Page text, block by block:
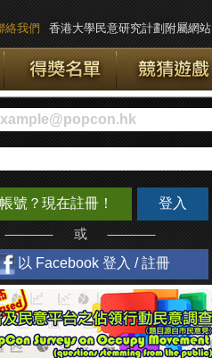
香港大學民意研究計劃附屬網站
絡我們
號？現在註冊！ 登入
或
以 Facebook 登入 / 註冊